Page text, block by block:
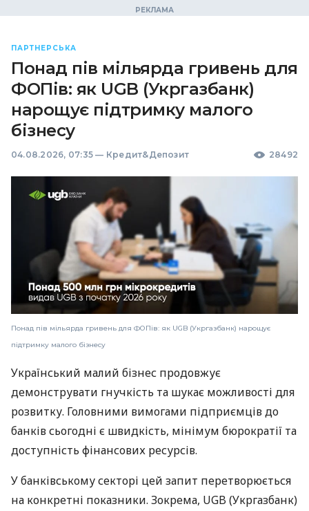
ПАРТНЕРСЬКА
Понад пів мільярда гривень для
ФОПів: як UGB (Укргазбанк)
нарощує підтримку малого
бізнесу
04.08.2026, 07:35 — Кредит&Депозит 28492
Понад пів мільярда гривень для ФОПів: як UGB (Укргазбанк) нарощує
підтримку малого бізнесу
Український малий бізнес продовжує
демонструвати гнучкість та шукає можливості для
розвитку. Головними вимогами підприємців до
банків сьогодні є швидкість, мінімум бюрократії та
доступність фінансових ресурсів.
У банківському секторі цей запит перетворюється
на конкретні показники. Зокрема, UGB (Укргазбанк)